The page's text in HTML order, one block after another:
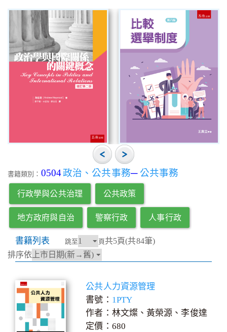
書籍類別： 0504政治、公共事務─ 公共事務
行政學與公共治理 公共政策
地方政府與自治 警察行政 人事行政
書籍列表 跳至 頁共5頁(共84筆)
排序依
公共人力資源管理
書號： 1PTY
作者：林文燦、黃榮源、李俊達
定價：680